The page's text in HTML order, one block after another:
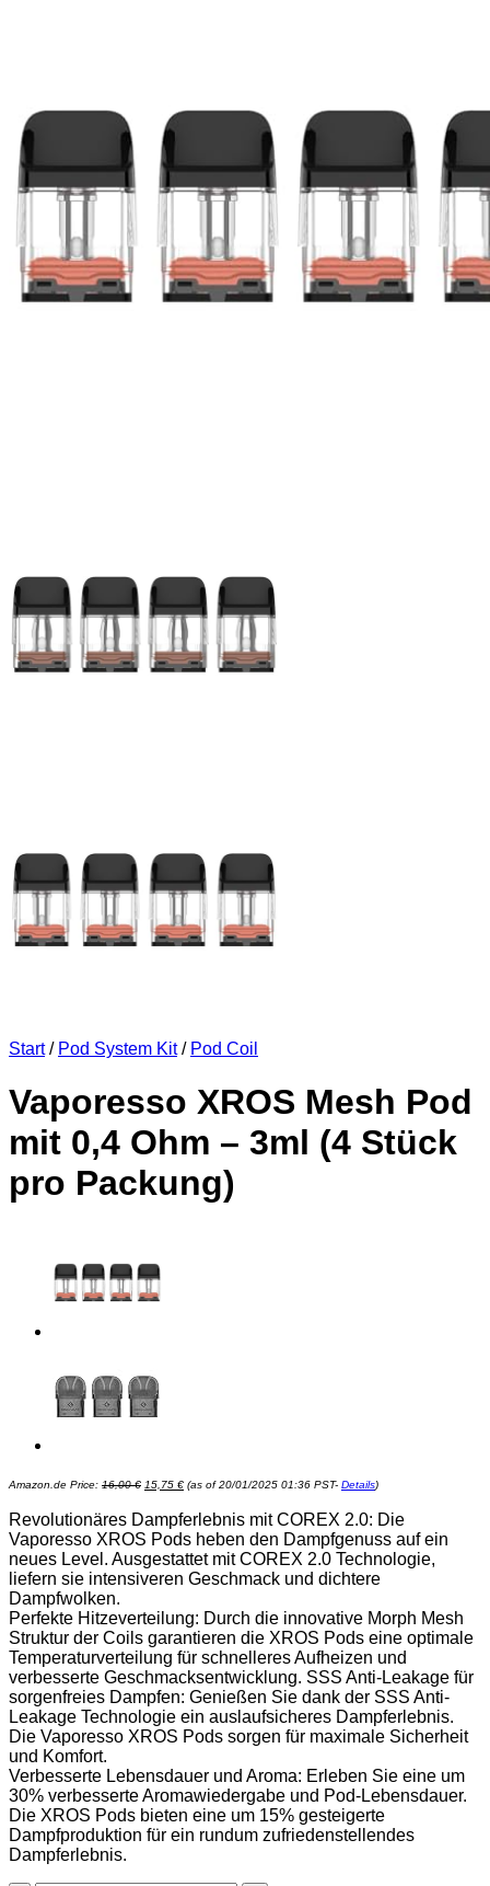
Start / Pod System Kit / Pod Coil
Vaporesso XROS Mesh Pod
mit 0,4 Ohm – 3ml (4 Stück
pro Packung)
Amazon.de Price: 16,00€ Preis
16,00 €
15,75 €Preis
15,75 €.
(as of 20/01/2025 01:36 PST- Details)
Revolutionäres Dampferlebnis mit COREX 2.0: Die
Vaporesso XROS Pods heben den Dampfgenuss auf ein
neues Level. Ausgestattet mit COREX 2.0 Technologie,
liefern sie intensiveren Geschmack und dichtere
Dampfwolken.
Perfekte Hitzeverteilung: Durch die innovative Morph Mesh
Struktur der Coils garantieren die XROS Pods eine optimale
Temperaturverteilung für schnelleres Aufheizen und
verbesserte Geschmacksentwicklung. SSS Anti-Leakage für
sorgenfreies Dampfen: Genießen Sie dank der SSS Anti-
Leakage Technologie ein auslaufsicheres Dampferlebnis.
Die Vaporesso XROS Pods sorgen für maximale Sicherheit
und Komfort.
Verbesserte Lebensdauer und Aroma: Erleben Sie eine um
30% verbesserte Aromawiedergabe und Pod-Lebensdauer.
Die XROS Pods bieten eine um 15% gesteigerte
Dampfproduktion für ein rundum zufriedenstellendes
Dampferlebnis.